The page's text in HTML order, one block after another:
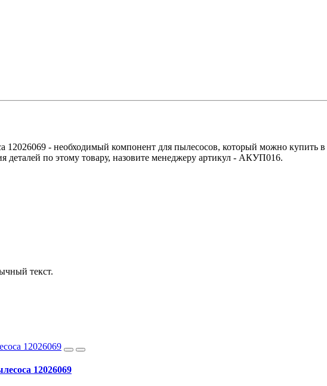
12026069 - необходимый компонент для пылесосов, который можно купить
деталей по этому товару, назовите менеджеру артикул - АКУП016.
текст.
12026069